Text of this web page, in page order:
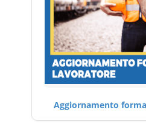
Aggiornamento